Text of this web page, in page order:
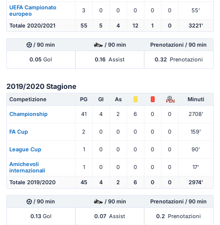
UEFA Campionato
europeo
3 0 0 0 0 0 55'
Totale 2020/2021 55 5 4 12 1 0 3221'
/ 90 min / 90 min Prenotazioni / 90 min
0.05 Gol 0.16 Assist 0.32 Prenotazioni
2019/2020 Stagione
Competizione PG Gl As PEN Minuti
Championship 41 4 2 6 0 0 2708'
FA Cup 2 0 0 0 0 0 159'
League Cup 1 0 0 0 0 0 90'
Amichevoli
internazionali
1 0 0 0 0 0 17'
Totale 2019/2020 45 4 2 6 0 0 2974'
/ 90 min / 90 min Prenotazioni / 90 min
0.13Gol 0.07 Assist 0.2 Prenotazioni